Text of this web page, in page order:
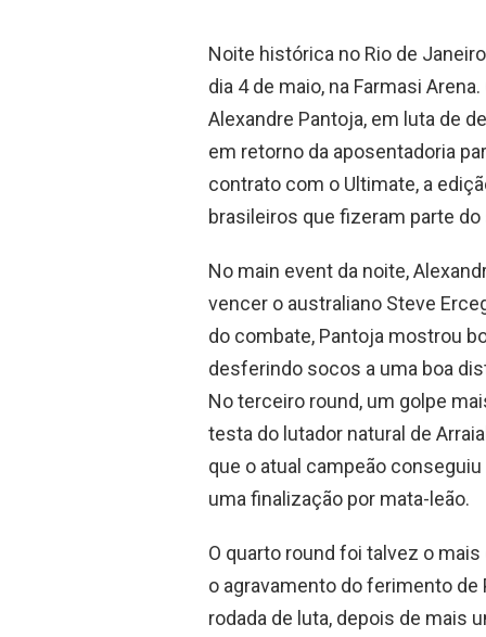
Noite histórica no Rio de
dia 4 de maio, na Farmasi
Alexandre Pantoja, em luta de
em retorno da aposentadoria
contrato com o Ultimate, a
brasileiros que fizeram parte do
No main event da noite,
vencer o australiano Steve
do combate, Pantoja mostrou
desferindo socos a uma boa
No terceiro round, um golpe
testa do lutador natural de
que o atual campeão
uma finalização por mata-leão.
O quarto round foi talvez o
o agravamento do ferimento
rodada de luta, depois de mais